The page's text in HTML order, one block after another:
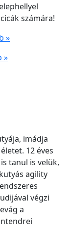
számára!
»
»
imádja
12 éves
tanul is velük,
agility
végzi
a